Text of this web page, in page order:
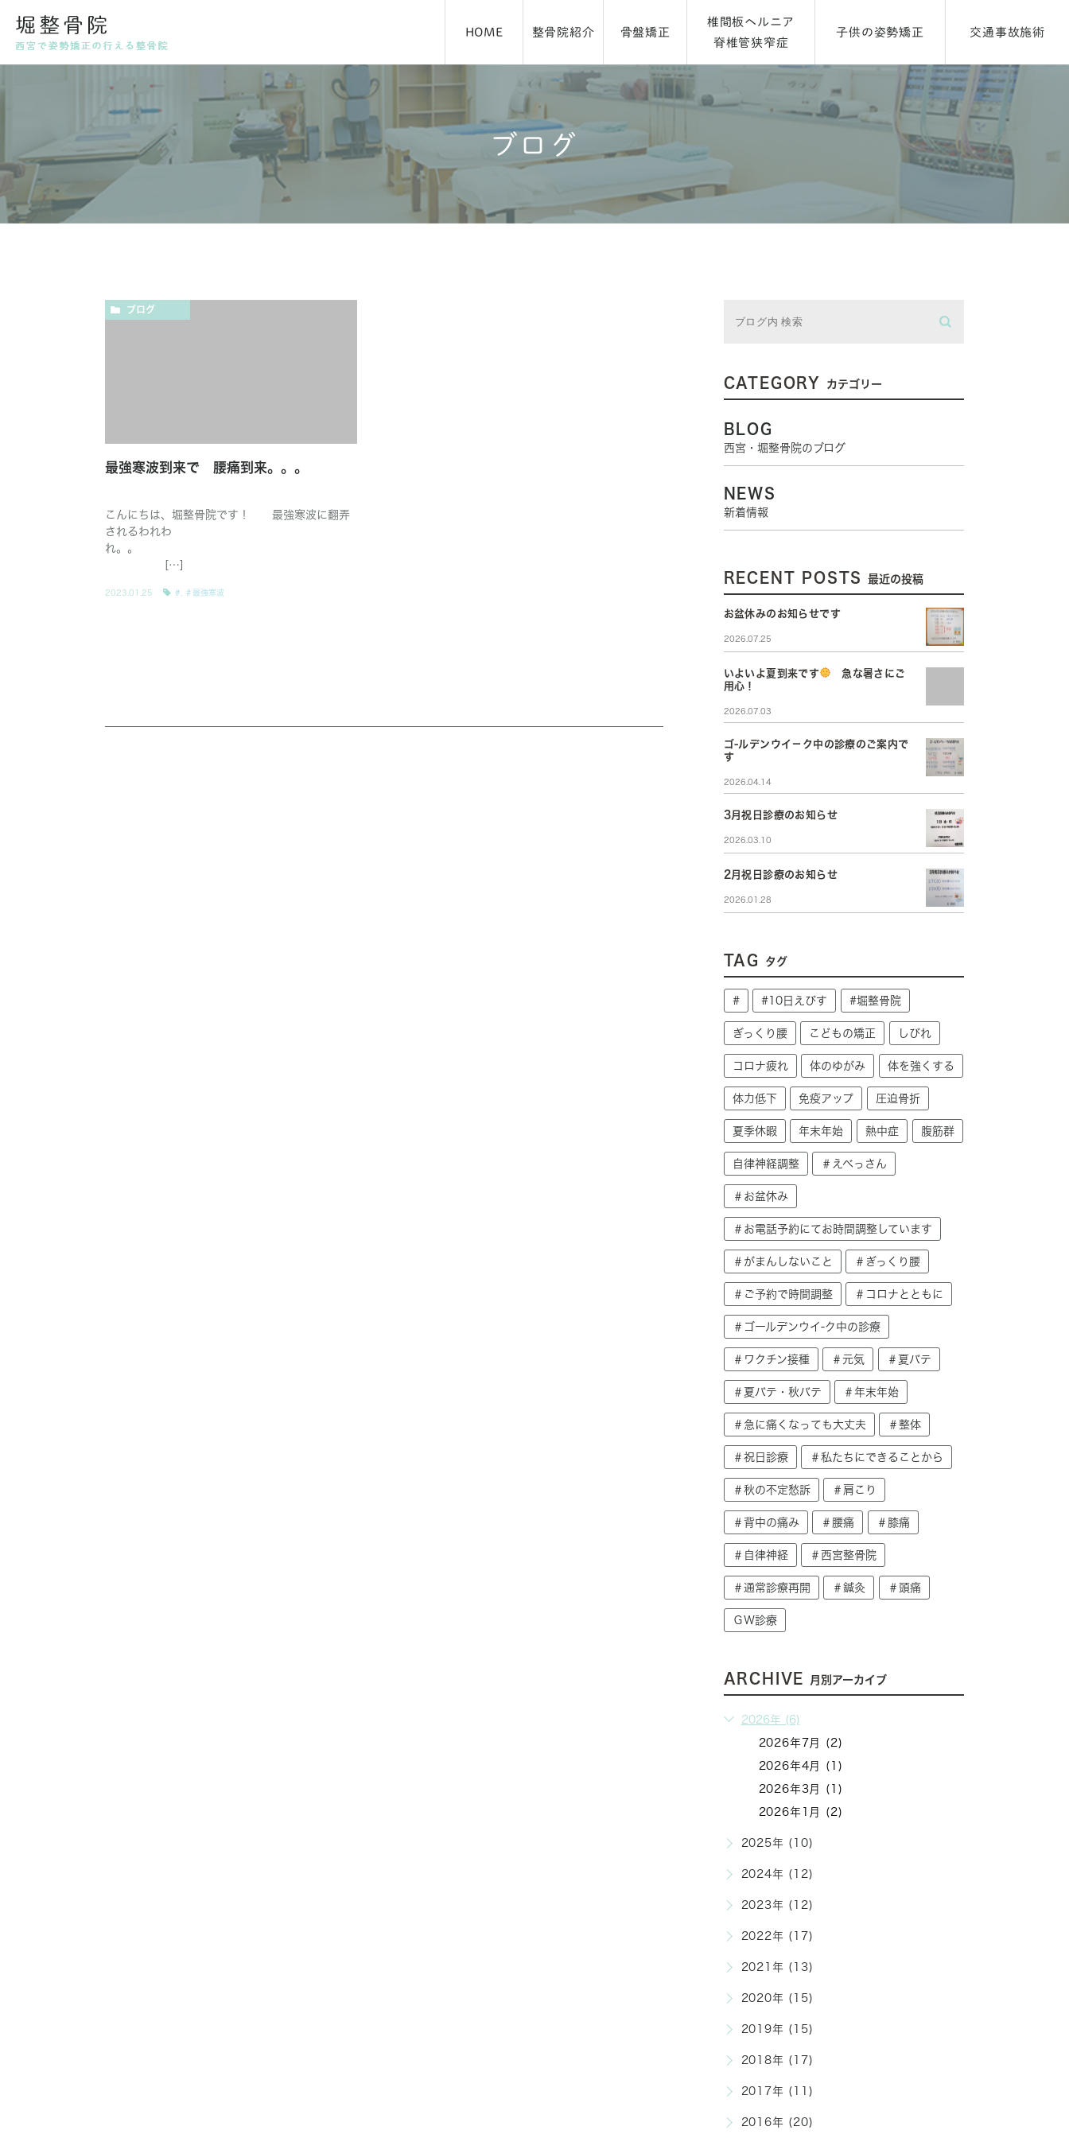
HOME 整骨院紹介
代表挨拶・スタッフ紹介 アクセス・施術時間 ブログ
骨盤矯正
姿勢
椎間板ヘルニア
脊椎管狭窄症
子供の姿勢矯正 交通事故施術
ブログ
ブログ
最強寒波到来で 腰痛到来。。。
こんにちは、堀整骨院です！ 最強寒波に翻弄
されるわれわ
れ。。
[…]
2023.01.25 # ＃最強寒波
CATEGORY カテゴリー
BLOG
西宮・堀整骨院のブログ
NEWS
新着情報
RECENT POSTS 最近の投稿
お盆休みのお知らせです
2026.07.25
いよいよ夏到来です
急な暑さにご
用心！
2026.07.03
ゴ-ルデンウイ－ク中の診療のご案内で
す
2026.04.14
3月祝日診療のお知らせ
2026.03.10
2月祝日診療のお知らせ
2026.01.28
TAG タグ
# #10日えびす #堀整骨院
ぎっくり腰 こどもの矯正 しびれ
コロナ疲れ 体のゆがみ 体を強くする
体力低下 免疫アップ 圧迫骨折
夏季休暇 年末年始 熱中症 腹筋群
自律神経調整 ＃えべっさん
＃お盆休み
＃お電話予約にてお時間調整しています
＃がまんしないこと ＃ぎっくり腰
＃ご予約で時間調整 ＃コロナとともに
＃ゴールデンウイ-ク中の診療
＃ワクチン接種 ＃元気 ＃夏バテ
＃夏バテ・秋バテ ＃年末年始
＃急に痛くなっても大丈夫 ＃整体
＃祝日診療 ＃私たちにできることから
＃秋の不定愁訴 ＃肩こり
＃背中の痛み ＃腰痛 ＃膝痛
＃自律神経 ＃西宮整骨院
＃通常診療再開 ＃鍼灸 ＃頭痛
ＧＷ診療
ARCHIVE 月別アーカイブ
2026年 (6)
2026年7月 (2)
2026年4月 (1)
2026年3月 (1)
2026年1月 (2)
2025年 (10)
2024年 (12)
2023年 (12)
2022年 (17)
2021年 (13)
2020年 (15)
2019年 (15)
2018年 (17)
2017年 (11)
2016年 (20)